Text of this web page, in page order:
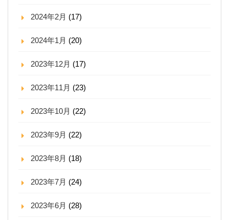
2024年2月 (17)
2024年1月 (20)
2023年12月 (17)
2023年11月 (23)
2023年10月 (22)
2023年9月 (22)
2023年8月 (18)
2023年7月 (24)
2023年6月 (28)